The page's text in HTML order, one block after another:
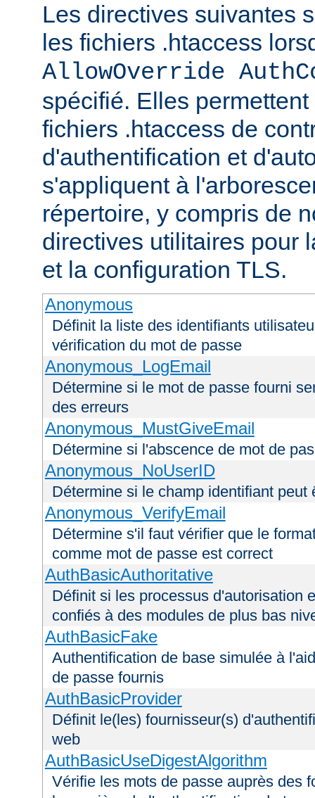
Les directives suivantes
les fichiers .htaccess
AllowOverride
spécifié. Elles
fichiers .htaccess de
d'authentification et
s'appliquent à
répertoire, y compris de
directives utilitaires pour
et la configuration TLS.
Anonymous
Définit la liste des identifiants
vérification du mot de passe
Anonymous_LogEmail
Détermine si le mot de passe fourni
des erreurs
Anonymous_MustGiveEmail
Détermine si l'abscence de mot de
Anonymous_NoUserID
Détermine si le champ identifiant peut
Anonymous_VerifyEmail
Détermine s'il faut vérifier que le
comme mot de passe est correct
AuthBasicAuthoritative
Définit si les processus d'autorisation
confiés à des modules de plus bas
AuthBasicFake
Authentification de base simulée à
de passe fournis
AuthBasicProvider
Définit le(les) fournisseur(s)
web
AuthBasicUseDigestAlgorithm
Vérifie les mots de passe auprès des